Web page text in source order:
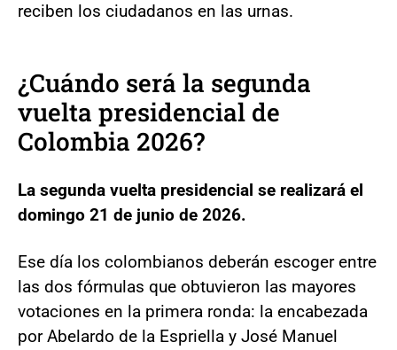
reciben los ciudadanos en las urnas.
¿Cuándo será la segunda
vuelta presidencial de
Colombia 2026?
La segunda vuelta presidencial se realizará el
domingo 21 de junio de 2026.
Ese día los colombianos deberán escoger entre
las dos fórmulas que obtuvieron las mayores
votaciones en la primera ronda: la encabezada
por Abelardo de la Espriella y José Manuel